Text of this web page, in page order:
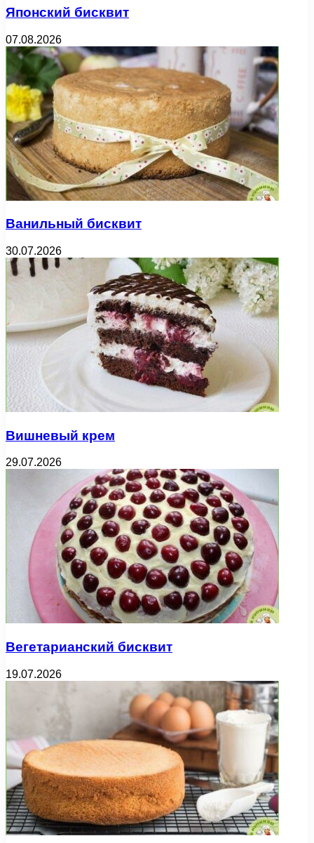
Японский бисквит
07.08.2026
Ванильный бисквит
30.07.2026
Вишневый крем
29.07.2026
Вегетарианский бисквит
19.07.2026